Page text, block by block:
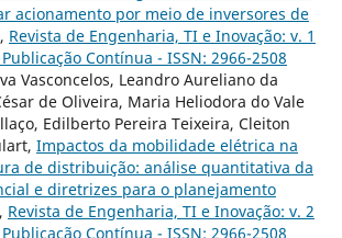
acionamento por meio de inversores de
, Revista de Engenharia, TI e Inovação: v. 1
Contínua - ISSN: 2966-2508
Vasconcelos, Leandro Aureliano da
de Oliveira, Maria Heliodora do Vale
Edilberto Pereira Teixeira, Cleiton
Impactos da mobilidade elétrica na
de distribuição: análise quantitativa da
e diretrizes para o planejamento
, Revista de Engenharia, TI e Inovação: v. 2
Contínua - ISSN: 2966-2508